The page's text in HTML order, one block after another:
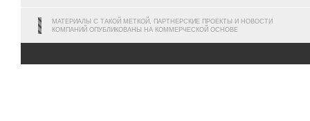
МАТЕРИАЛЫ С ТАКОЙ МЕТКОЙ, ПАРТНЕРСКИЕ ПРОЕКТЫ И НОВОСТИ
КОМПАНИЙ ОПУБЛИКОВАНЫ НА КОММЕРЧЕСКОЙ ОСНОВЕ